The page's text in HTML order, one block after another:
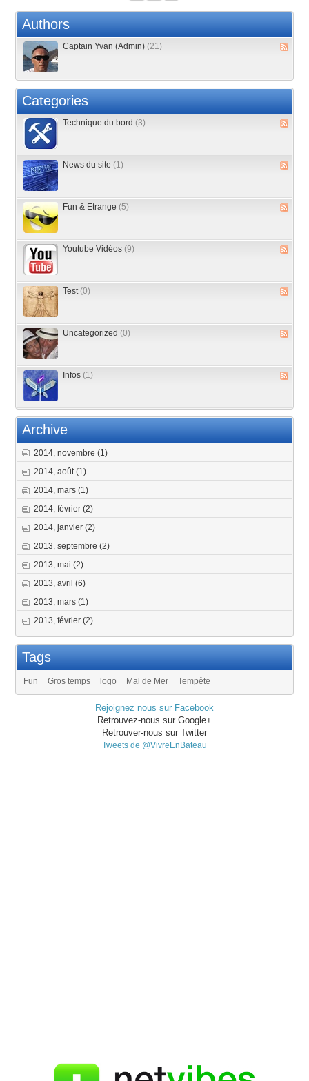
Authors
Captain Yvan (Admin) (21)
Categories
Technique du bord (3)
News du site (1)
Fun & Etrange (5)
Youtube Vidéos (9)
Test (0)
Uncategorized (0)
Infos (1)
Archive
2014, novembre(1)
2014, août(1)
2014, mars(1)
2014, février(2)
2014, janvier(2)
2013, septembre(2)
2013, mai(2)
2013, avril(6)
2013, mars(1)
2013, février(2)
Tags
Fun Gros temps logo Mal de Mer Tempête
Rejoignez nous sur Facebook
Retrouvez-nous sur Google+
Retrouver-nous sur Twitter
Tweets de @VivreEnBateau